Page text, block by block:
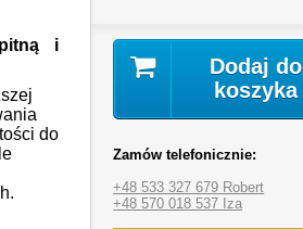
i
do
Dodaj do
koszyka
Zamów telefonicznie:
+48 533 327 679 Robert
+48 570 018 537 Iza